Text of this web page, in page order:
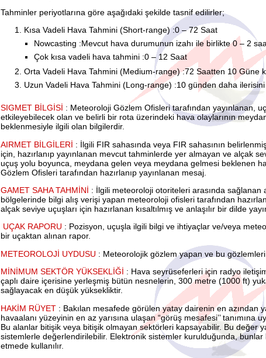
Tahminler periyotlarına göre aşağıdaki şekilde tasnif edilirler;
Kısa Vadeli Hava Tahmini (Short-range) :0 – 72 Saat
Nowcasting :Mevcut hava durumunun izahı ile birlikte 0 – 2
Çok kısa vadeli hava tahmini :0 – 12 Saat
Orta Vadeli Hava Tahmini (Medium-range) :72 Saatten 10 Güne
Uzun Vadeli Hava Tahmini (Long-range) :10 günden daha
SIGMET BİLGİSİ : Meteoroloji Gözlem Ofisleri tarafından yayınlanan,
etkileyebilecek olan ve belirli bir rota üzerindeki hava olaylarının
beklenmesiyle ilgili olan bilgilerdir.
AIRMET BİLGİLERİ : İlgili FIR sahasında veya FIR sahasının
için, hazırlanıp yayınlanan mevcut tahminlerde yer almayan ve alçak
uçuş yolu boyunca, meydana gelen veya meydana gelmesi beklenen
Gözlem Ofisleri tarafından hazırlanıp yayınlanan mesaj.
GAMET SAHA TAHMİNİ : İlgili meteoroloji otoriteleri arasında
bölgelerinde bilgi alış verişi yapan meteoroloji ofisleri tarafından
alçak seviye uçuşları için hazırlanan kısaltılmış ve anlaşılır bir dilde
UÇAK RAPORU : Pozisyon, uçuşla ilgili bilgi ve ihtiyaçlar ve/veya
bir uçaktan alınan rapor.
METEOROLOJİ UYDUSU : Meteorolojik gözlem yapan ve bu
MİNİMUM SEKTÖR YÜKSEKLİĞİ : Hava seyrüseferleri için radyo
çaplı daire içerisine yerleşmiş bütün nesnelerin, 300 metre (1000 ft)
sağlayacak en düşük yüksekliktir.
HAKİM RÜYET : Bakılan mesafede görülen yatay dairenin en azından
havaalanı yüzeyinin en az yarısına ulaşan “görüş mesafesi’’ tanımına
Bu alanlar bitişik veya bitişik olmayan sektörleri kapsayabilir. Bu değer
sistemlerle değerlendirilebilir. Elektronik sistemler kurulduğunda,
etmede kullanılır.